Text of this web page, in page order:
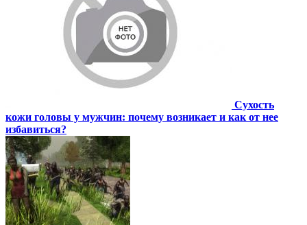
Сухость
кожи головы у мужчин: почему возникает и как от нее
избавиться?